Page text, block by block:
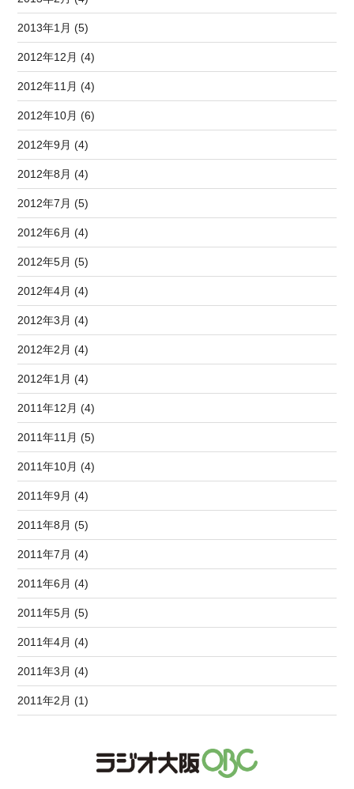
2013年1月 (5)
2012年12月 (4)
2012年11月 (4)
2012年10月 (6)
2012年9月 (4)
2012年8月 (4)
2012年7月 (5)
2012年6月 (4)
2012年5月 (5)
2012年4月 (4)
2012年3月 (4)
2012年2月 (4)
2012年1月 (4)
2011年12月 (4)
2011年11月 (5)
2011年10月 (4)
2011年9月 (4)
2011年8月 (5)
2011年7月 (4)
2011年6月 (4)
2011年5月 (5)
2011年4月 (4)
2011年3月 (4)
2011年2月 (1)